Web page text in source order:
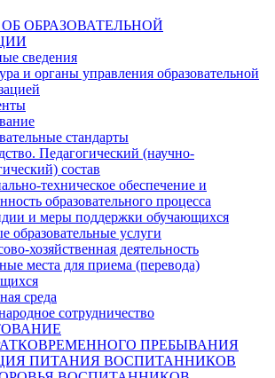
ОБРАЗОВАТЕЛЬНОЙ
сведения
и органы управления образовательной
стандарты
Педагогический (научно-
состав
техническое обеспечение и
образовательного процесса
и меры поддержки обучающихся
образовательные услуги
хозяйственная деятельность
места для приема (перевода)
среда
сотрудничество
ПРЕБЫВАНИЯ
ПИТАНИЯ ВОСПИТАННИКОВ